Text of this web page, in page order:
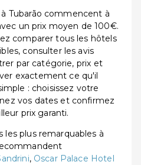
Tubarão commencent à
un prix moyen de 100€.
comparer tous les hôtels
consulter les avis
par catégorie, prix et
exactement ce qu'il
: choisissez votre
vos dates et confirmez
prix garanti.
plus remarquables à
, Oscar Palace Hotel